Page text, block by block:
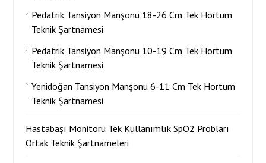
Pedatrik Tansiyon Manşonu 18-26 Cm Tek Hortum
Teknik Şartnamesi
Pedatrik Tansiyon Manşonu 10-19 Cm Tek Hortum
Teknik Şartnamesi
Yenidoğan Tansiyon Manşonu 6-11 Cm Tek Hortum
Teknik Şartnamesi
Hastabaşı Monitörü Tek Kullanımlık SpO2 Probları
Ortak Teknik Şartnameleri